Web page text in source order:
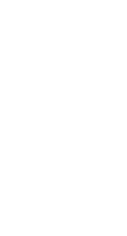
kada vaš